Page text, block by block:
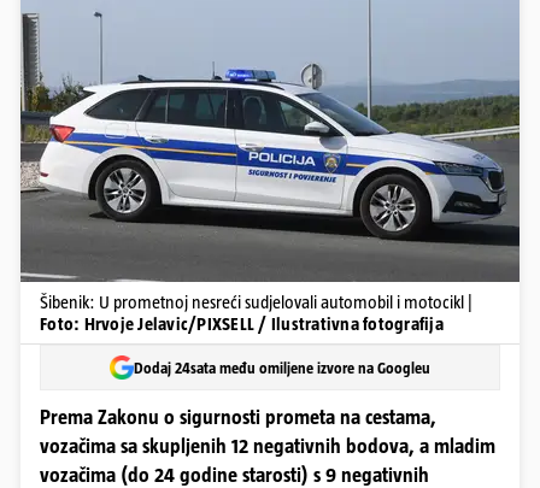
Šibenik: U prometnoj nesreći sudjelovali automobil i motocikl |
Foto: Hrvoje Jelavic/PIXSELL / Ilustrativna fotografija
Dodaj 24sata među omiljene izvore na Googleu
Prema Zakonu o sigurnosti prometa na cestama,
vozačima sa skupljenih 12 negativnih bodova, a mladim
vozačima (do 24 godine starosti) s 9 negativnih